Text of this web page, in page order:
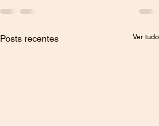
Posts recentes Ver tudo